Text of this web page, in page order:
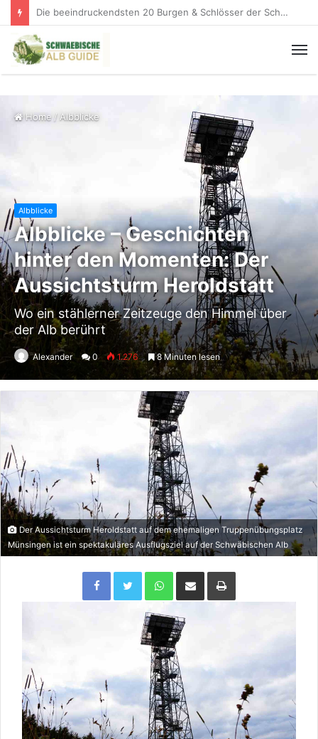
Knopfmacherfelsen: Der schönste Donaublick der Schwäbischen Alb
Home/ Albblicke
Albblicke
Albblicke – Geschichten
hinter den Momenten: Der
Aussichtsturm Heroldstatt
Wo ein stählerner Zeitzeuge den Himmel über
der Alb berührt
Alexander 0 1.276 8 Minuten lesen
Der Aussichtsturm Heroldstatt auf dem ehemaligen Truppenübungsplatz
Münsingen ist ein spektakuläres Ausflugsziel auf der Schwäbischen Alb
Facebook Twitter WhatsApp Per Email teilen